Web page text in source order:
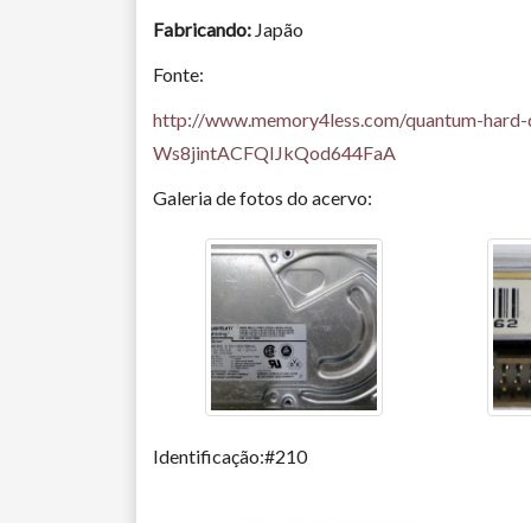
Fabricando: Japão
Fonte:
http://www.memory4less.com/quantum-
Ws8jintACFQIJkQod644FaA
Galeria de fotos do acervo:
Identificação:#210